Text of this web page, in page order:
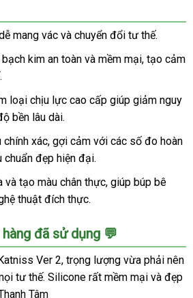
mang vác và chuyển đổi tư thế.
kim an toàn và mềm mại, tạo cảm
loại chịu lực cao cấp giúp giảm nguy
bền lâu dài.
chính xác, gợi cảm với các số đo hoàn
chuẩn đẹp hiện đại.
và tạo màu chân thực, giúp búp bê
thuật đích thực.
đã sử dụng 💬
Ver 2, trọng lượng vừa phải nên
tư thế. Silicone rất mềm mại và đẹp
Tâm